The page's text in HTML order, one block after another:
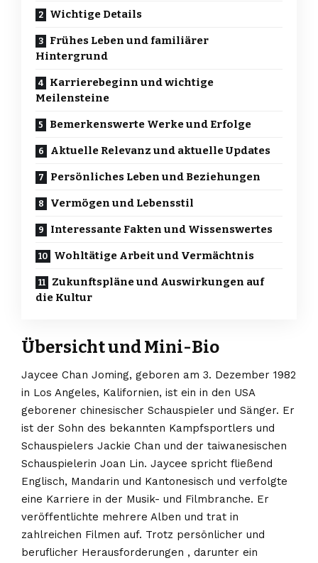
Wichtige Details
Frühes Leben und familiärer
Hintergrund
Karrierebeginn und wichtige
Meilensteine
Bemerkenswerte Werke und Erfolge
Aktuelle Relevanz und aktuelle Updates
Persönliches Leben und Beziehungen
Vermögen und Lebensstil
Interessante Fakten und Wissenswertes
Wohltätige Arbeit und Vermächtnis
Zukunftspläne und Auswirkungen auf
die Kultur
Übersicht und Mini-Bio
Jaycee Chan Joming, geboren am 3. Dezember 1982
in Los Angeles, Kalifornien, ist ein in den USA
geborener chinesischer Schauspieler und Sänger. Er
ist der Sohn des bekannten Kampfsportlers und
Schauspielers Jackie Chan und der taiwanesischen
Schauspielerin Joan Lin. Jaycee spricht fließend
Englisch, Mandarin und Kantonesisch und verfolgte
eine Karriere in der Musik- und Filmbranche. Er
veröffentlichte mehrere Alben und trat in
zahlreichen Filmen auf. Trotz persönlicher und
beruflicher Herausforderungen , darunter ein